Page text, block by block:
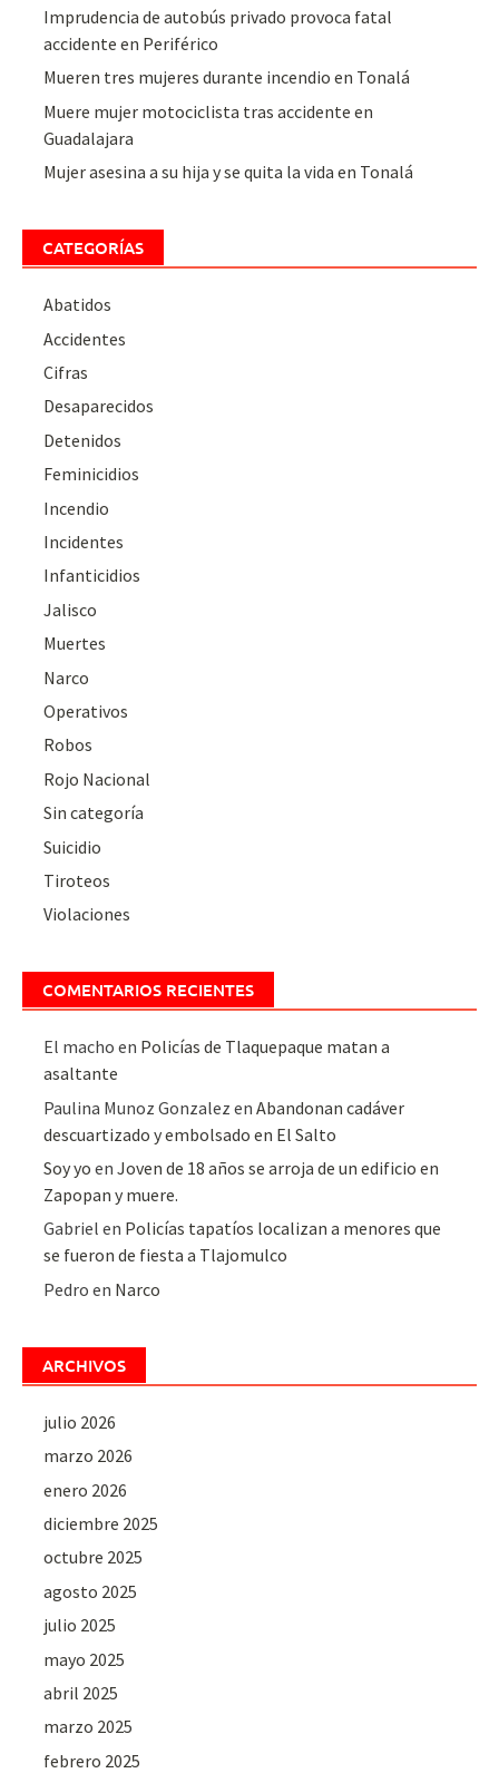
Imprudencia de autobús privado provoca fatal
accidente en Periférico
Mueren tres mujeres durante incendio en Tonalá
Muere mujer motociclista tras accidente en
Guadalajara
Mujer asesina a su hija y se quita la vida en Tonalá
CATEGORÍAS
Abatidos
Accidentes
Cifras
Desaparecidos
Detenidos
Feminicidios
Incendio
Incidentes
Infanticidios
Jalisco
Muertes
Narco
Operativos
Robos
Rojo Nacional
Sin categoría
Suicidio
Tiroteos
Violaciones
COMENTARIOS RECIENTES
El macho en Policías de Tlaquepaque matan a
asaltante
Paulina Munoz Gonzalez enAbandonan cadáver
descuartizado y embolsado en El Salto
Soy yo enJoven de 18 años se arroja de un edificio en
Zapopan y muere.
Gabriel en Policías tapatíos localizan a menores que
se fueron de fiesta a Tlajomulco
Pedro en Narco
ARCHIVOS
julio 2026
marzo 2026
enero 2026
diciembre 2025
octubre 2025
agosto 2025
julio 2025
mayo 2025
abril 2025
marzo 2025
febrero 2025